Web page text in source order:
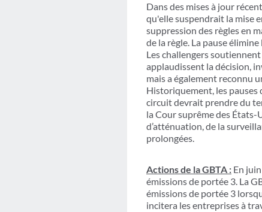
Dans des mises à jour
qu'elle suspendrait la mise
suppression des règles en
de la règle. La pause
Les challengers
applaudissent la décision,
mais a également reconnu
Historiquement, les pauses
circuit devrait prendre du
la Cour suprême des États-
d’atténuation, de la
prolongées.
Actions de la GBTA : En
émissions de portée 3. La
émissions de portée 3
incitera les entreprises à